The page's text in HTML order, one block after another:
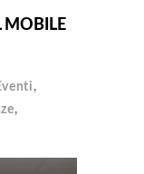
MOBILE
,
,